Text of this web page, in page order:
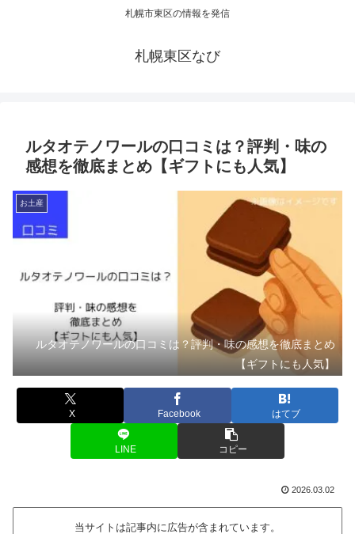
札幌市東区の情報を発信
札幌東区なび
ルタオテノワールの口コミは？評判・味の
感想を徹底まとめ【ギフトにも人気】
お土産
ルタオテノワールの口コミは？評判・味の感想を徹底まとめ
【ギフトにも人気】
X Facebook はてブ
LINE コピー
2026.03.02
当サイトは記事内に広告が含まれています。